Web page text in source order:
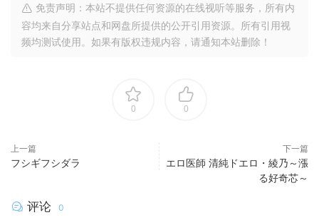
免责声明：本站不提供任何资源的在线视听等服务，所有内
容均来自分享站点和网盘所提供的公开引用资源。所有引用视
频均测试使用。如果有版权违规内容，请通知本站删除！
0 0
上一篇
フシギフシダラ
下一篇
エロ医師 清純ドエロ・綾乃～漲
る好奇芯～
评论 0